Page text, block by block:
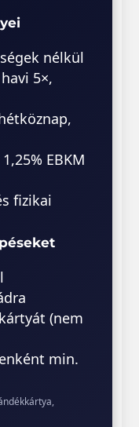
nélkül
5×,
EBKM
fizikai
(nem
min.